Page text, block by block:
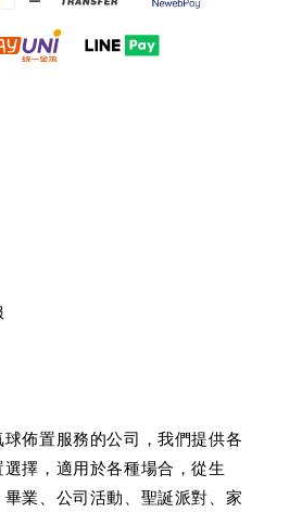
佈置服務的公司，我們提供各
擇，適用於各種場合，從生
業、公司活動、聖誕派對、家